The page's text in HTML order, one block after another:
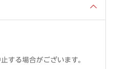
する場合がございます。